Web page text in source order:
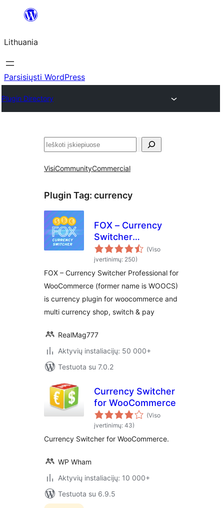
turinio
Lithuania
Parsisiųsti WordPress
Plugin Directory
Paieška
VisiCommunityCommercial
Plugin Tag: currency
FOX – Currency
Switcher
Professional for
WooCommerce
(Viso
įvertinimų: 250)
FOX – Currency Switcher Professional for
WooCommerce (former name is WOOCS)
is currency plugin for woocommerce and
multi currency shop, switch & pay
RealMag777
Aktyvių instaliacijų: 50 000+
Testuota su 7.0.2
Currency Switcher
for WooCommerce
(Viso
įvertinimų: 43)
Currency Switcher for WooCommerce.
WP Wham
Aktyvių instaliacijų: 10 000+
Testuota su 6.9.5